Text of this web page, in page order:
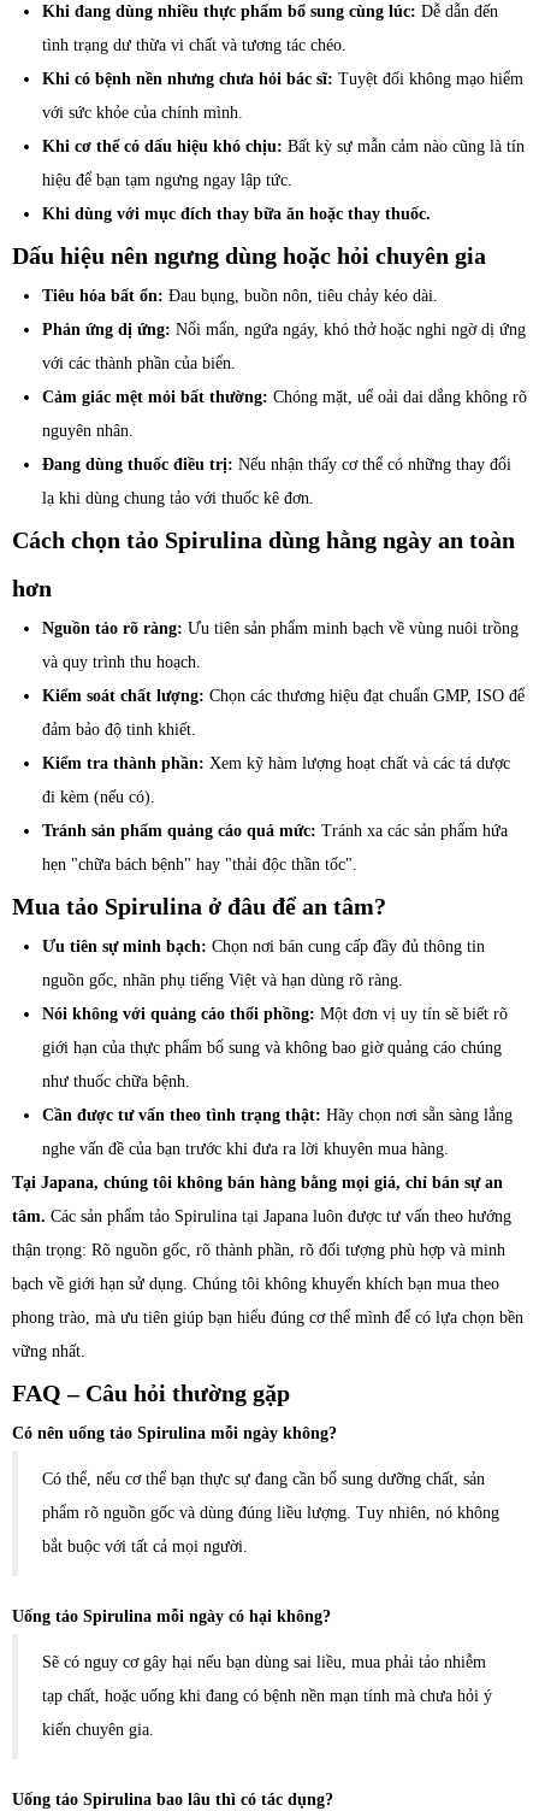
Khi đang dùng nhiều thực phẩm bổ sung cùng lúc: Dễ dẫn đến
tình trạng dư thừa vi chất và tương tác chéo.
Khi có bệnh nền nhưng chưa hỏi bác sĩ: Tuyệt đối không mạo hiểm
với sức khỏe của chính mình.
Khi cơ thể có dấu hiệu khó chịu: Bất kỳ sự mẫn cảm nào cũng là tín
hiệu để bạn tạm ngưng ngay lập tức.
Khi dùng với mục đích thay bữa ăn hoặc thay thuốc.
Dấu hiệu nên ngưng dùng hoặc hỏi chuyên gia
Tiêu hóa bất ổn: Đau bụng, buồn nôn, tiêu chảy kéo dài.
Phản ứng dị ứng: Nổi mẩn, ngứa ngáy, khó thở hoặc nghi ngờ dị ứng
với các thành phần của biển.
Cảm giác mệt mỏi bất thường: Chóng mặt, uể oải dai dẳng không rõ
nguyên nhân.
Đang dùng thuốc điều trị: Nếu nhận thấy cơ thể có những thay đổi
lạ khi dùng chung tảo với thuốc kê đơn.
Cách chọn tảo Spirulina dùng hằng ngày an toàn
hơn
Nguồn tảo rõ ràng: Ưu tiên sản phẩm minh bạch về vùng nuôi trồng
và quy trình thu hoạch.
Kiểm soát chất lượng: Chọn các thương hiệu đạt chuẩn GMP, ISO để
đảm bảo độ tinh khiết.
Kiểm tra thành phần: Xem kỹ hàm lượng hoạt chất và các tá dược
đi kèm (nếu có).
Tránh sản phẩm quảng cáo quá mức: Tránh xa các sản phẩm hứa
hẹn "chữa bách bệnh" hay "thải độc thần tốc".
Mua tảo Spirulina ở đâu để an tâm?
Ưu tiên sự minh bạch: Chọn nơi bán cung cấp đầy đủ thông tin
nguồn gốc, nhãn phụ tiếng Việt và hạn dùng rõ ràng.
Nói không với quảng cáo thổi phồng: Một đơn vị uy tín sẽ biết rõ
giới hạn của thực phẩm bổ sung và không bao giờ quảng cáo chúng
như thuốc chữa bệnh.
Cần được tư vấn theo tình trạng thật: Hãy chọn nơi sẵn sàng lắng
nghe vấn đề của bạn trước khi đưa ra lời khuyên mua hàng.
Tại Japana, chúng tôi không bán hàng bằng mọi giá, chỉ bán sự an
tâm. Các sản phẩm tảo Spirulina tại Japana luôn được tư vấn theo hướng
thận trọng: Rõ nguồn gốc, rõ thành phần, rõ đối tượng phù hợp và minh
bạch về giới hạn sử dụng. Chúng tôi không khuyến khích bạn mua theo
phong trào, mà ưu tiên giúp bạn hiểu đúng cơ thể mình để có lựa chọn bền
vững nhất.
FAQ – Câu hỏi thường gặp
Có nên uống tảo Spirulina mỗi ngày không?
Có thể, nếu cơ thể bạn thực sự đang cần bổ sung dưỡng chất, sản
phẩm rõ nguồn gốc và dùng đúng liều lượng. Tuy nhiên, nó không
bắt buộc với tất cả mọi người.
Uống tảo Spirulina mỗi ngày có hại không?
Sẽ có nguy cơ gây hại nếu bạn dùng sai liều, mua phải tảo nhiễm
tạp chất, hoặc uống khi đang có bệnh nền mạn tính mà chưa hỏi ý
kiến chuyên gia.
Uống tảo Spirulina bao lâu thì có tác dụng?